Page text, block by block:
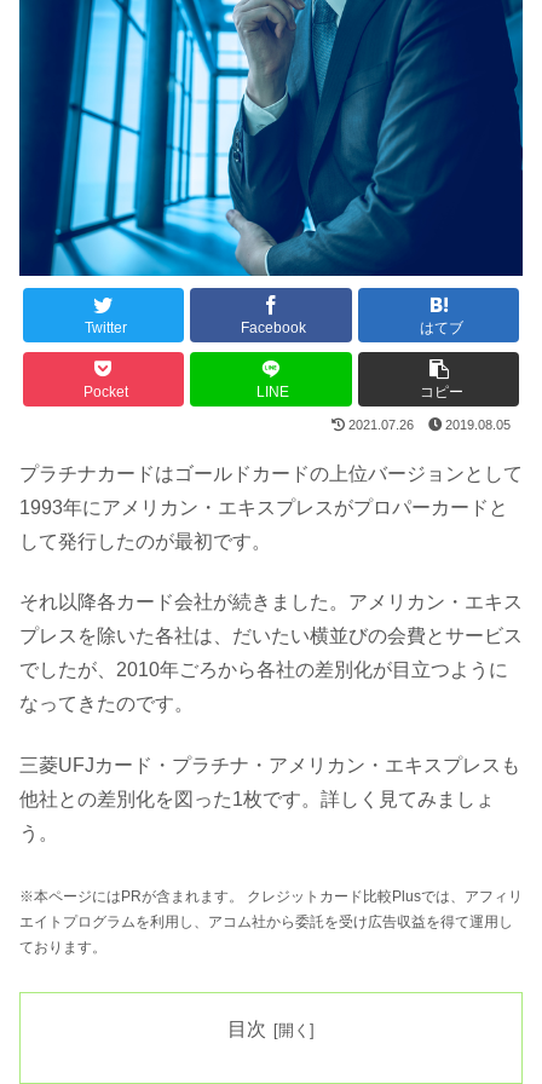
Twitter Facebook はてブ
Pocket LINE コピー
2021.07.26 2019.08.05
プラチナカードはゴールドカードの上位バージョンとして
1993年にアメリカン・エキスプレスがプロパーカードと
して発行したのが最初です。
それ以降各カード会社が続きました。アメリカン・エキス
プレスを除いた各社は、だいたい横並びの会費とサービス
でしたが、2010年ごろから各社の差別化が目立つように
なってきたのです。
三菱UFJカード・プラチナ・アメリカン・エキスプレスも
他社との差別化を図った1枚です。詳しく見てみましょ
う。
※本ページにはPRが含まれます。 クレジットカード比較Plusでは、アフィリ
エイトプログラムを利用し、アコム社から委託を受け広告収益を得て運用し
ております。
目次